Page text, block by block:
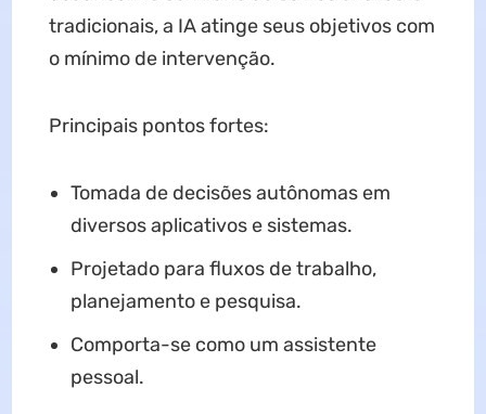
tradicionais, a IA atinge seus objetivos com
o mínimo de intervenção.
Principais pontos fortes:
Tomada de decisões autônomas em
diversos aplicativos e sistemas.
Projetado para fluxos de trabalho,
planejamento e pesquisa.
Comporta-se como um assistente
pessoal.